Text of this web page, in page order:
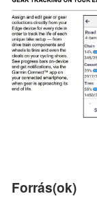
Forrás(ok)